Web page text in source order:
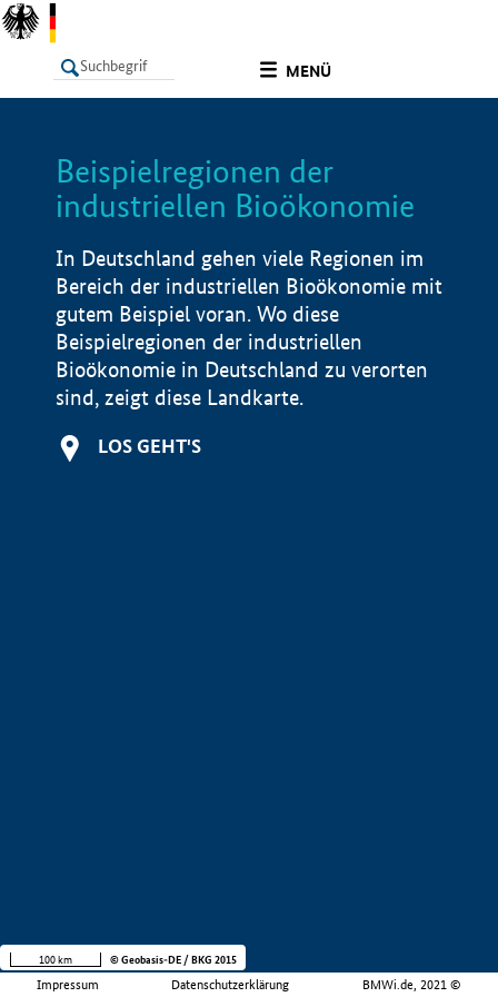
MENÜ
LISTE
Beispielregionen der
industriellen Bioökonomie
In Deutschland gehen viele Regionen im
Bereich der industriellen Bioökonomie mit
gutem Beispiel voran. Wo diese
Beispielregionen der industriellen
Bioökonomie in Deutschland zu verorten
sind, zeigt diese Landkarte.
LOS GEHT'S
Impressum Datenschutzerklärung BMWi.de, 2021 ©
100 km © Geobasis-DE / BKG 2015